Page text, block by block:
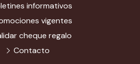
informativos
vigentes
cheque regalo
Contacto